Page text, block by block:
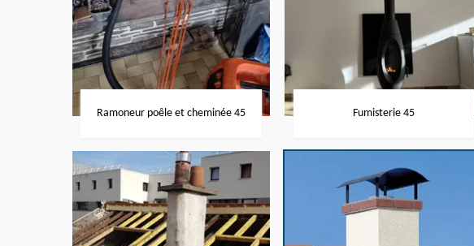
Ramoneur poêle et cheminée 45 Fumisterie 45